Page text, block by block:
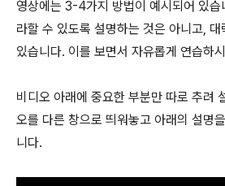
영상에는 3-4가지 방법이 예시되어 있습
라할 수 있도록 설명하는 것은 아니고,
있습니다. 이를 보면서 자유롭게 연습하
비디오 아래에 중요한 부분만 따로 추려
오를 다른 창으로 띄워놓고 아래의 설명
니다.